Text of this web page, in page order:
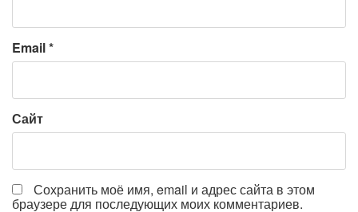
Email*
Сайт
Сохранить моё имя, email и адрес сайта в этом
браузере для последующих моих комментариев.